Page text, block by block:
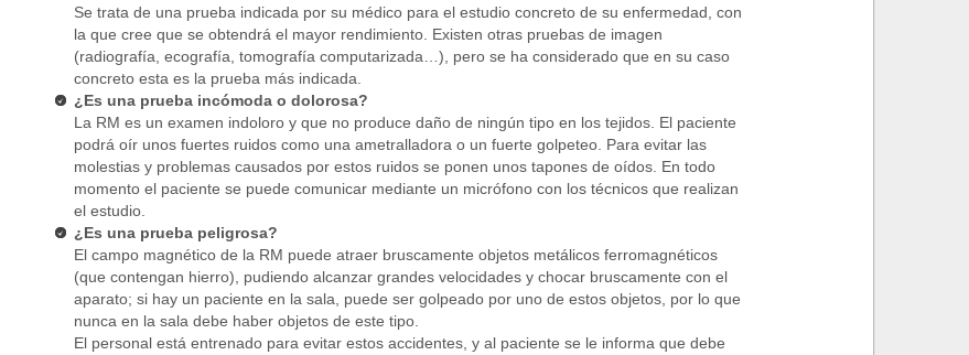
Se trata de una prueba indicada por su médico para el estudio concreto de su enfermedad, con
la que cree que se obtendrá el mayor rendimiento. Existen otras pruebas de imagen
(radiografía, ecografía, tomografía computarizada…), pero se ha considerado que en su caso
concreto esta es la prueba más indicada.
¿Es una prueba incómoda o dolorosa?
La RM es un examen indoloro y que no produce daño de ningún tipo en los tejidos. El paciente
podrá oír unos fuertes ruidos como una ametralladora o un fuerte golpeteo. Para evitar las
molestias y problemas causados por estos ruidos se ponen unos tapones de oídos. En todo
momento el paciente se puede comunicar mediante un micrófono con los técnicos que realizan
el estudio.
¿Es una prueba peligrosa?
El campo magnético de la RM puede atraer bruscamente objetos metálicos ferromagnéticos
(que contengan hierro), pudiendo alcanzar grandes velocidades y chocar bruscamente con el
aparato; si hay un paciente en la sala, puede ser golpeado por uno de estos objetos, por lo que
nunca en la sala debe haber objetos de este tipo.
El personal está entrenado para evitar estos accidentes, y al paciente se le informa que debe